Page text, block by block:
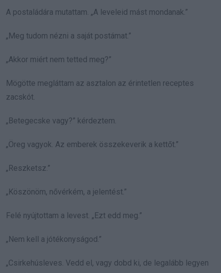
A postaládára mutattam. „A leveleid mást mondanak.”
„Meg tudom nézni a saját postámat.”
„Akkor miért nem tetted meg?”
Mögötte megláttam az asztalon az érintetlen receptes
zacskót.
„Betegecske vagy?” kérdeztem.
„Öreg vagyok. Az emberek összekeverik a kettőt.”
„Reszketsz.”
„Köszönöm, nővérkém, a jelentést.”
Felé nyújtottam a levest. „Ezt edd meg.”
„Nem kell a jótékonyságod.”
„Csirkehúsleves. Vedd el, vagy dobd ki, de legalább legyen